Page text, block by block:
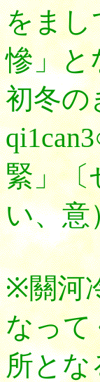
をま
慘」
初冬
緊」〔
い、意
※關河
なっ
所とな